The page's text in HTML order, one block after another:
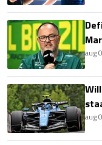
aug
aug